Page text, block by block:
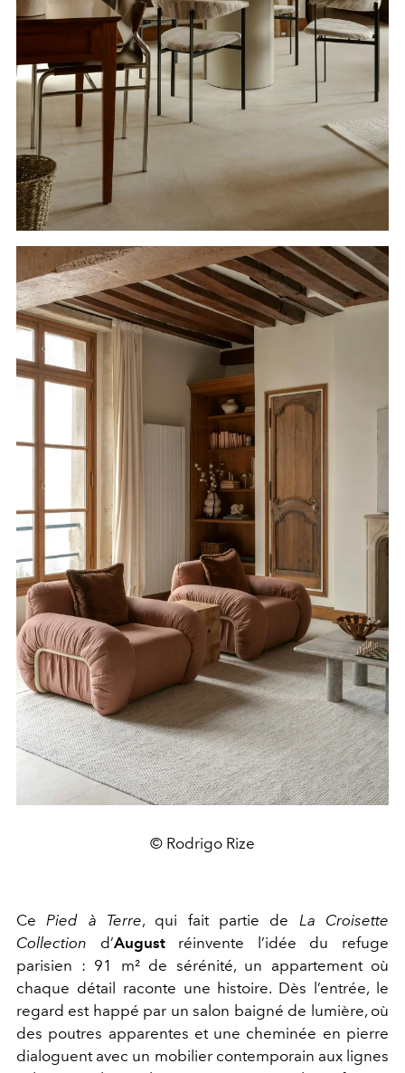
© Rodrigo Rize
Ce Pied à Terre, qui fait partie de La Croisette
Collection d’August
réinvente l’idée du refuge
parisien : 91 m² de sérénité, un appartement où
chaque détail raconte une histoire. Dès l’entrée, le
regard est happé par un salon baigné de lumière, où
des poutres apparentes et une cheminée en pierre
dialoguent avec un mobilier contemporain aux lignes